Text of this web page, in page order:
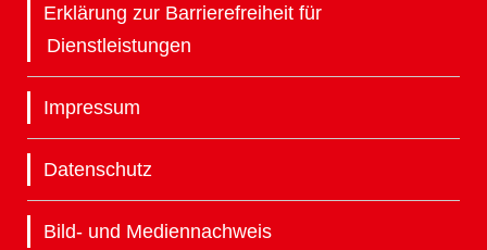
Erklärung zur Barrierefreiheit für
Dienstleistungen
Impressum
Datenschutz
Bild- und Mediennachweis